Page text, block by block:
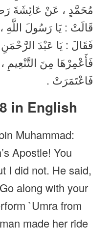
مُحَمَّدٍ ، عَنْ عَائِشَةَ
قَالَتْ : يَا رَسُولَ اللَّهِ
فَقَالَ : يَا عَبْدَ
فَأَعْمِرْهَا مِنَ التَّنْعِيمِ
فَاعْتَمَرَتْ .
in English
Muhammad:
Apostle! You
I did not. He said,
along with your
`Umra from
made her ride